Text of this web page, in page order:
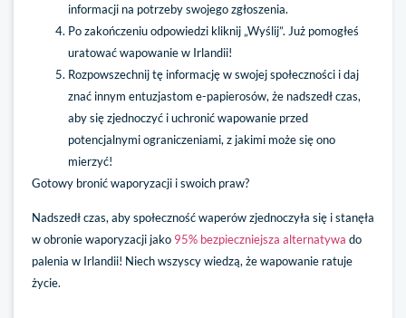
informacji na potrzeby swojego zgłoszenia.
Po zakończeniu odpowiedzi kliknij „Wyślij”. Już pomogłeś
uratować wapowanie w Irlandii!
Rozpowszechnij tę informację w swojej społeczności i daj
znać innym entuzjastom e-papierosów, że nadszedł czas,
aby się zjednoczyć i uchronić wapowanie przed
potencjalnymi ograniczeniami, z jakimi może się ono
mierzyć!
Gotowy bronić waporyzacji i swoich praw?
Nadszedł czas, aby społeczność waperów zjednoczyła się i stanęła
w obronie waporyzacji jako 95% bezpieczniejsza alternatywa do
palenia w Irlandii! Niech wszyscy wiedzą, że wapowanie ratuje
życie.